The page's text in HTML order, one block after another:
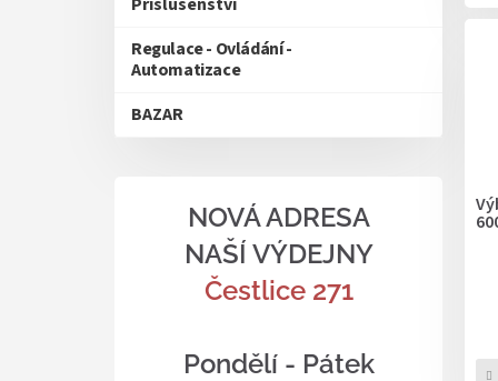
Regulace - Ovládání -
Automatizace
BAZAR
NOVÁ ADRESA
NAŠÍ VÝDEJNY
Čestlice 271
Pondělí - Pátek